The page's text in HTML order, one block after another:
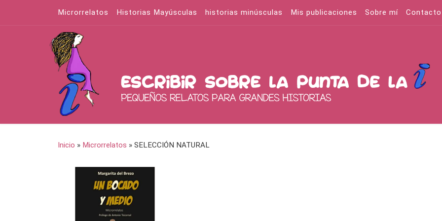
Saltar al contenido
Microrrelatos Historias Mayúsculas historias minúsculas Mis publicaciones Sobre mí Contacto
Inicio » Microrrelatos » SELECCIÓN NATURAL